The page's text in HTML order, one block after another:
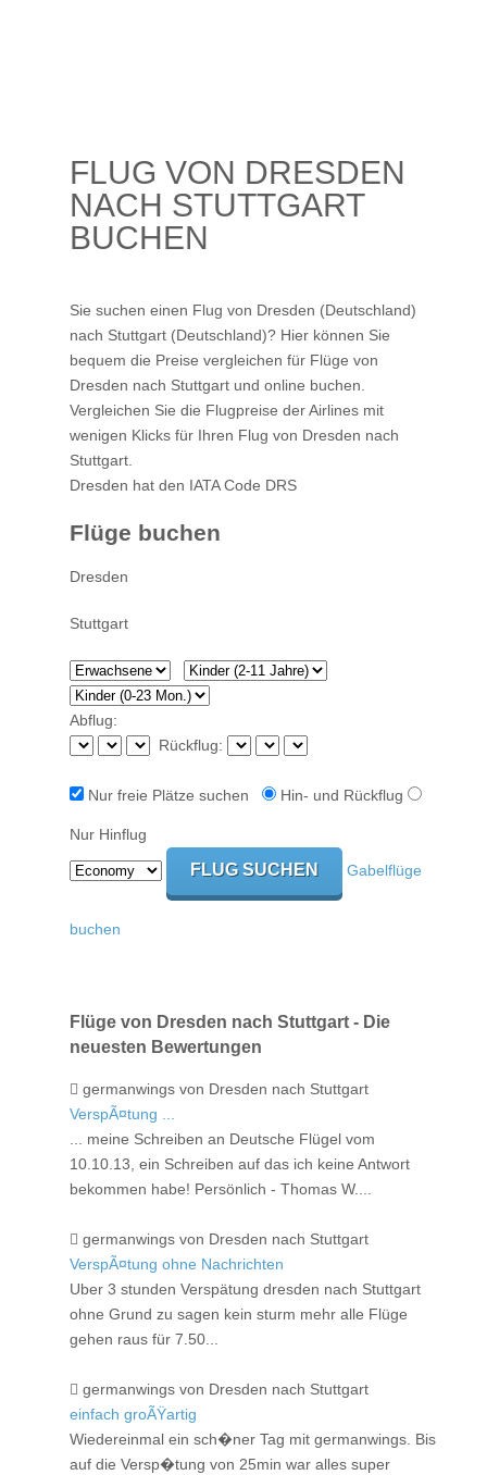
FLUG VON DRESDEN
NACH STUTTGART
BUCHEN
Sie suchen einen Flug von Dresden (Deutschland)
nach Stuttgart (Deutschland)? Hier können Sie
bequem die Preise vergleichen für Flüge von
Dresden nach Stuttgart und online buchen.
Vergleichen Sie die Flugpreise der Airlines mit
wenigen Klicks für Ihren Flug von Dresden nach
Stuttgart.
Dresden hat den IATA Code DRS
Flüge buchen
Abflug:
Rückflug:
Nur freie Plätze suchen Hin- und Rückflug
Nur Hinflug
Gabelflüge
buchen
Flüge von Dresden nach Stuttgart - Die
neuesten Bewertungen
germanwings von Dresden nach Stuttgart
VerspÃ¤tung ...
... meine Schreiben an Deutsche Flügel vom
10.10.13, ein Schreiben auf das ich keine Antwort
bekommen habe! Persönlich - Thomas W....
germanwings von Dresden nach Stuttgart
VerspÃ¤tung ohne Nachrichten
Uber 3 stunden Verspätung dresden nach Stuttgart
ohne Grund zu sagen kein sturm mehr alle Flüge
gehen raus für 7.50...
germanwings von Dresden nach Stuttgart
einfach groÃŸartig
Wiedereinmal ein sch�ner Tag mit germanwings. Bis
auf die Versp�tung von 25min war alles super